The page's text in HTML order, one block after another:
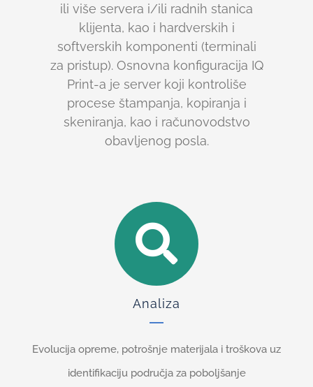
ili više servera i/ili radnih stanica
klijenta, kao i hardverskih i
softverskih komponenti (terminali
za pristup). Osnovna konfiguracija IQ
Print-a je server koji kontroliše
procese štampanja, kopiranja i
skeniranja, kao i računovodstvo
obavljenog posla.
Analiza
Evolucija opreme, potrošnje materijala i troškova uz
identifikaciju područja za poboljšanje